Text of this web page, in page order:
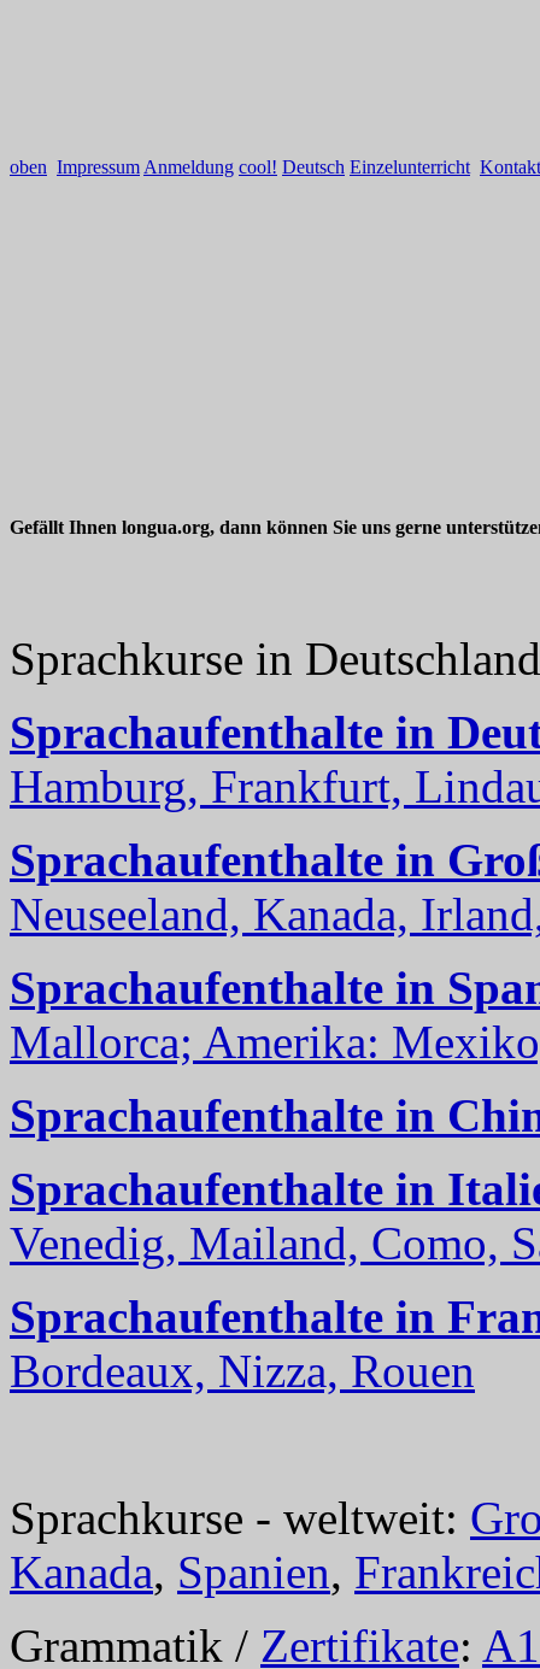
oben Impressum Anmeldung cool! Deutsch Einzelunterricht Kontakt
Gefällt Ihnen longua.org, dann können Sie uns gerne
Sprachkurse in
Sprachaufenthalte in
Hamburg, Frankfurt,
Sprachaufenthalte in
Neuseeland, Kanada,
Sprachaufenthalte in
Mallorca; Amerika:
Sprachaufenthalte in
Sprachaufenthalte in
Venedig, Mailand, Como,
Sprachaufenthalte in
Bordeaux, Nizza, Rouen
Sprachkurse - weltweit:
Kanada, Spanien,
Grammatik / Zertifikate: A1